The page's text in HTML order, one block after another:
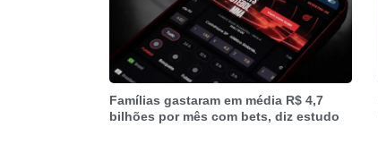
Famílias gastaram em média R$ 4,7
bilhões por mês com bets, diz estudo